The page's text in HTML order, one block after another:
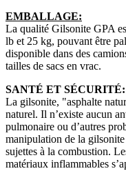
EMBALLAGE:
La qualité Gilsonite GPA
lb et 25 kg, pouvant être
disponible dans des
tailles de sacs en vrac.
SANTÉ ET SÉCURITÉ:
La gilsonite, "asphalte
naturel. Il n’existe aucun
pulmonaire ou d’autres
manipulation de la
sujettes à la combustion.
matériaux inflammables